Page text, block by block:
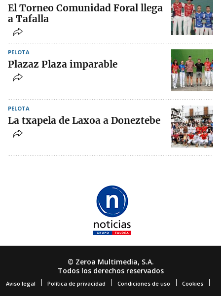
El Torneo Comunidad Foral llega
a Tafalla
PELOTA
Plazaz Plaza imparable
PELOTA
La txapela de Laxoa a Doneztebe
© Zeroa Multimedia, S.A.
Todos los derechos reservados
Aviso legal Política de privacidad Condiciones de uso Cookies